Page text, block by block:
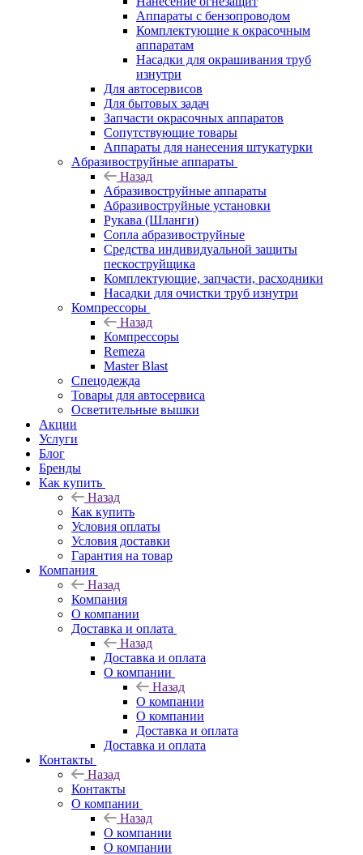
Аппараты с бензопроводом
Комплектующие к окрасочным
аппаратам
Насадки для окрашивания труб
изнутри
Для автосервисов
Для бытовых задач
Запчасти окрасочных аппаратов
Сопутствующие товары
Аппараты для нанесения штукатурки
Aбразивоструйные аппараты
Назад
Aбразивоструйные аппараты
Абразивоструйные установки
Рукава (Шланги)
Сопла абразивоструйные
Средства индивидуальной защиты
пескоструйщика
Комплектующие, запчасти, расходники
Насадки для очистки труб изнутри
Компрессоры
Назад
Компрессоры
Remeza
Master Blast
Спецодежда
Товары для автосервиса
Осветительные вышки
Акции
Услуги
Блог
Бренды
Как купить
Назад
Как купить
Условия оплаты
Условия доставки
Гарантия на товар
Компания
Назад
Компания
О компании
Доставка и оплата
Назад
Доставка и оплата
О компании
Назад
О компании
О компании
Доставка и оплата
Доставка и оплата
Контакты
Назад
Контакты
О компании
Назад
О компании
О компании